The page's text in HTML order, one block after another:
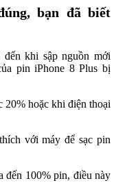
bạn đã biết
khi sập nguồn mới
pin iPhone 8 Plus bị
hoặc khi điện thoại
với máy để sạc pin
đến 100% pin, điều này